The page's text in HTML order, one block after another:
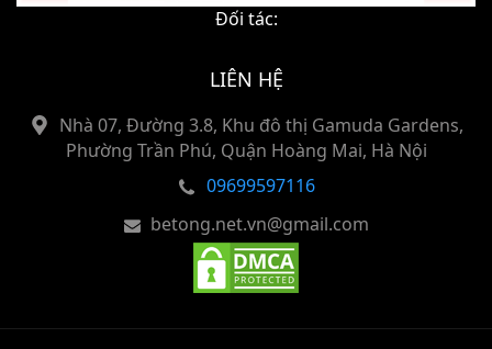
Đối tác:
LIÊN HỆ
Nhà 07, Đường 3.8, Khu đô thị Gamuda Gardens,
Phường Trần Phú, Quận Hoàng Mai, Hà Nội
09699597116
betong.net.vn@gmail.com